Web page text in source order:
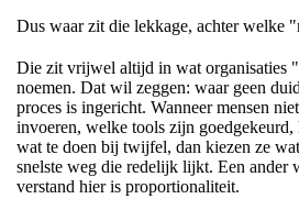
Dus waar zit die lekkage, achter welke
Die zit vrijwel altijd in wat organisaties
noemen. Dat wil zeggen: waar geen
proces is ingericht. Wanneer mensen
invoeren, welke tools zijn goedgekeurd,
wat te doen bij twijfel, dan kiezen ze
snelste weg die redelijk lijkt. Een ander
verstand hier is proportionaliteit.